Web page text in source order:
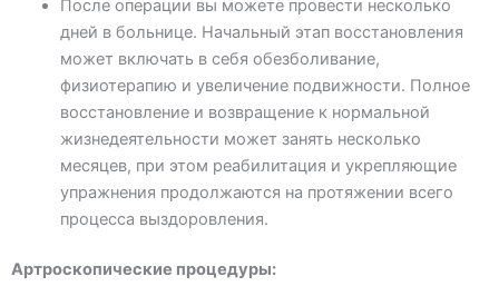
После операции вы можете провести несколько
дней в больнице. Начальный этап восстановления
может включать в себя обезболивание,
физиотерапию и увеличение подвижности. Полное
восстановление и возвращение к нормальной
жизнедеятельности может занять несколько
месяцев, при этом реабилитация и укрепляющие
упражнения продолжаются на протяжении всего
процесса выздоровления.
Артроскопические процедуры: